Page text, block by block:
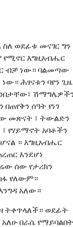
ወደፊቱ መናገር ግን
የሚኖር እግዚአብሔር
ብቻ ነው። ባልመጣው
ሕፃናቱን ባየን ጊዜ
ሰዓት የነገ
መጽናት ፣ ትውልድን
፣ የሃይማኖት አባቶችን
። እግዚአብሔር
እንደሆነ
ሰው የታሪክን
የለውም።
አለው።
ትቀጥላለች። ወደፊት
በራሴ የማይባልበት